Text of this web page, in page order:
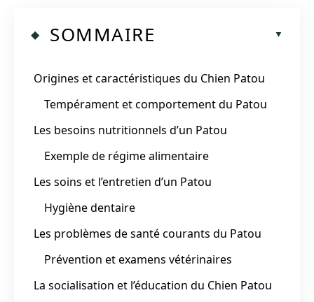
SOMMAIRE
Origines et caractéristiques du Chien Patou
Tempérament et comportement du Patou
Les besoins nutritionnels d’un Patou
Exemple de régime alimentaire
Les soins et l’entretien d’un Patou
Hygiène dentaire
Les problèmes de santé courants du Patou
Prévention et examens vétérinaires
La socialisation et l’éducation du Chien Patou